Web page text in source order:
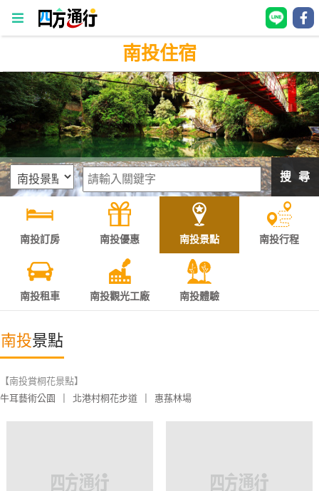
四
方
通
行
訂
房
灣
訂
直接跟飯店訂房HOT
特
宿
南投住宿
搜 尋
南投訂房 南投優惠 南投景點 南投行程
南投租車 南投觀光工廠 南投體驗
南投景點
【南投賞桐花景點】
牛耳藝術公園
北港村桐花步道 惠蓀林場